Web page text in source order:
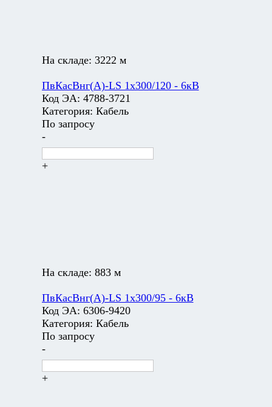
На складе: 3222 м
ПвКасВнг(А)-LS 1х300/120 - 6кВ
Код ЭА: 4788-3721
Категория: Кабель
По запросу
-
+
На складе: 883 м
ПвКасВнг(А)-LS 1х300/95 - 6кВ
Код ЭА: 6306-9420
Категория: Кабель
По запросу
-
+